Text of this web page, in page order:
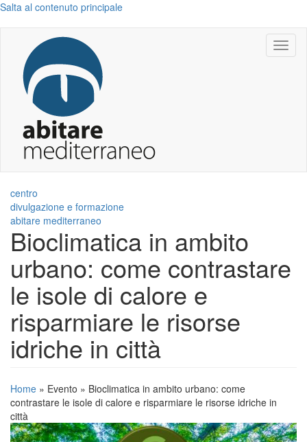
Salta al contenuto principale
centro
divulgazione e formazione
abitare mediterraneo
Bioclimatica in ambito
urbano: come contrastare
le isole di calore e
risparmiare le risorse
idriche in città
Home » Evento » Bioclimatica in ambito urbano: come
contrastare le isole di calore e risparmiare le risorse idriche in
città